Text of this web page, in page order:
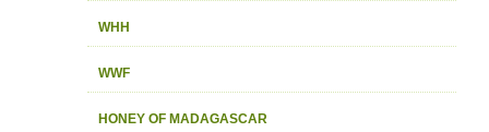
WHH
WWF
HONEY OF MADAGASCAR